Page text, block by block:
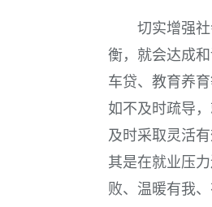
切实增强
衡，就会达成
车贷、教育养
如不及时疏导
及时采取灵活
其是在就业压
败、温暖有我